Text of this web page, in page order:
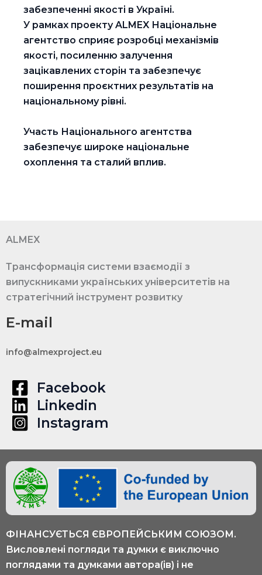
забезпеченні якості в Україні.
У рамках проекту ALMEX Національне
агентство сприяє розробці механізмів
якості, посиленню залучення
зацікавлених сторін та забезпечує
поширення проєктних результатів на
національному рівні.
Участь Національного агентства
забезпечує широке національне
охоплення та сталий вплив.
ALMEX
Трансформація системи взаємодії з
випускниками українських університетів на
стратегічний інструмент розвитку
E-mail
info@almexproject.eu
Facebook
Linkedin
Instagram
ФІНАНСУЄТЬСЯ ЄВРОПЕЙСЬКИМ СОЮЗОМ.
Висловлені погляди та думки є виключно
поглядами та думками автора(ів) і не